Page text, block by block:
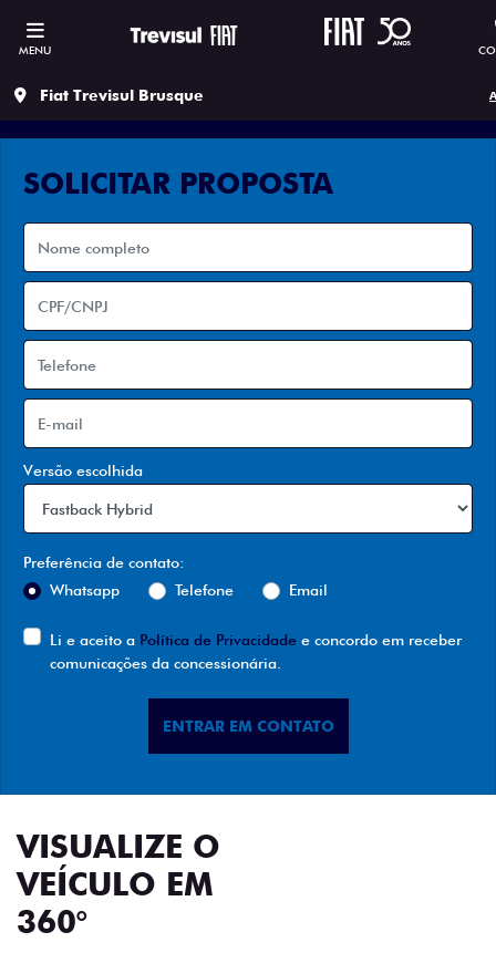
MENU
Fiat Trevisul Brusque
SOLICITAR PROPOSTA
Versão escolhida
Preferência de contato:
Whatsapp
Telefone Email
Li e aceito a Política de Privacidade e concordo em receber
comunicações da concessionária.
ENTRAR EM CONTATO
VISUALIZE O
VEÍCULO EM
360°